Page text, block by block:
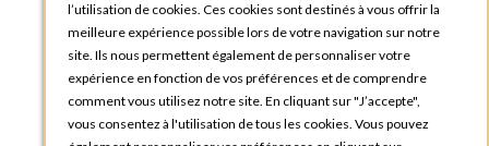
Rue du Clos Tellier
76800 Saint-Etienne-du-Rouvray
FRANCE
Téléphone :+33 2 35 08 38 53
OPTIONS TOULOUSE
l’utilisation de cookies. Ces cookies sont destinés à vous offrir la
meilleure expérience possible lors de votre navigation sur notre
site. Ils nous permettent également de personnaliser votre
expérience en fonction de vos préférences et de comprendre
comment vous utilisez notre site. En cliquant sur "J’accepte",
vous consentez à l'utilisation de tous les cookies. Vous pouvez